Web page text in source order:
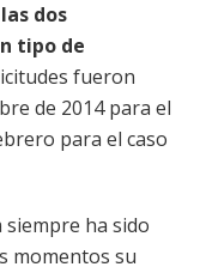
dos
tipo de
fueron
de 2014 para el
para el caso
siempre ha sido
momentos su